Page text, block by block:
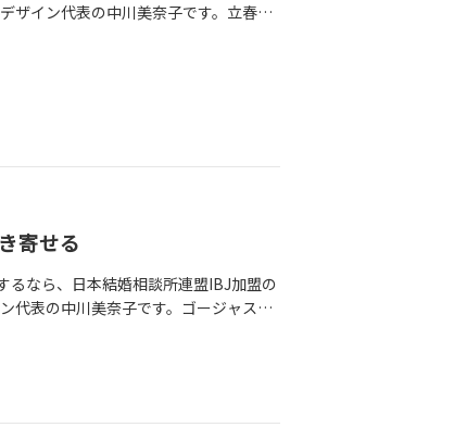
ザイン代表の中川美奈子です。立春す
←漢字で表すは、いらん？＾＾；ま
するIBJ女子たちのレベルの高さった
ットでも情報を得やすいのでご存知
割、女性６割と言われています。その
より少ない男性数、その中でいたっ
がる図＾＾；（反対に言うとそうじゃ
ってしまう。しかし、逆にいえばス
なんですよね。だから婚活男子はレ
寄せる
るなら、日本結婚相談所連盟IBJ加盟の
代表の中川美奈子です。ゴージャスな
かの結婚式の前撮りもあり、花嫁さ
た結婚式も、今年は少しづつ増えて
がり、トロンとする？、そして鼻の下